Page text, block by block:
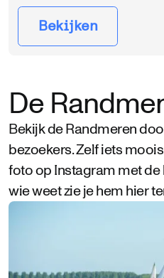
Bekijken
De
Bekijk de Randmeren
bezoekers. Zelf iets
foto op Instagram met
wie weet zie je hem hier